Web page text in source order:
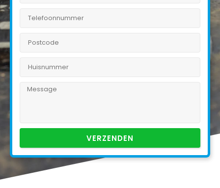
VERZENDEN